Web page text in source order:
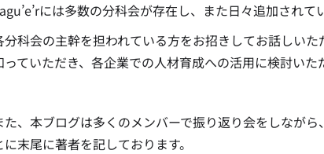
には多数の分科会が存在し、また日々追加されて
分科会の主幹を担われている方をお招きしてお話しい
っていただき、各企業での人材育成への活用に検討いた
た、本ブログは多くのメンバーで振り返り会をしなが
に末尾に著者を記しております。